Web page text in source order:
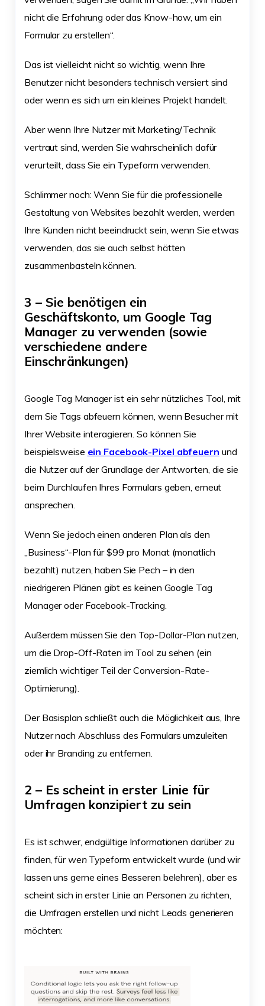
nicht die Erfahrung oder das Know-how, um ein
Formular zu erstellen“.
Das ist vielleicht nicht so wichtig, wenn Ihre
Benutzer nicht besonders technisch versiert sind
oder wenn es sich um ein kleines Projekt handelt.
Aber wenn Ihre Nutzer mit Marketing/Technik
vertraut sind, werden Sie wahrscheinlich dafür
verurteilt, dass Sie ein Typeform verwenden.
Schlimmer noch: Wenn Sie für die professionelle
Gestaltung von Websites bezahlt werden, werden
Ihre Kunden nicht beeindruckt sein, wenn Sie etwas
verwenden, das sie auch selbst hätten
zusammenbasteln können.
3 – Sie benötigen ein
Geschäftskonto, um Google Tag
Manager zu verwenden (sowie
verschiedene andere
Einschränkungen)
Google Tag Manager ist ein sehr nützliches Tool, mit
dem Sie Tags abfeuern können, wenn Besucher mit
Ihrer Website interagieren. So können Sie
beispielsweise ein Facebook-Pixel abfeuern und
die Nutzer auf der Grundlage der Antworten, die sie
beim Durchlaufen Ihres Formulars geben, erneut
ansprechen.
Wenn Sie jedoch einen anderen Plan als den
„Business“-Plan für $99 pro Monat (monatlich
bezahlt) nutzen, haben Sie Pech – in den
niedrigeren Plänen gibt es keinen Google Tag
Manager oder Facebook-Tracking.
Außerdem müssen Sie den Top-Dollar-Plan nutzen,
um die Drop-Off-Raten im Tool zu sehen (ein
ziemlich wichtiger Teil der Conversion-Rate-
Optimierung).
Der Basisplan schließt auch die Möglichkeit aus, Ihre
Nutzer nach Abschluss des Formulars umzuleiten
oder ihr Branding zu entfernen.
2 – Es scheint in erster Linie für
Umfragen konzipiert zu sein
Es ist schwer, endgültige Informationen darüber zu
finden, fürwenTypeform entwickelt wurde (und wir
lassen uns gerne eines Besseren belehren), aber es
scheint sich in erster Linie an Personen zu richten,
die Umfragen erstellen und nicht Leads generieren
möchten: